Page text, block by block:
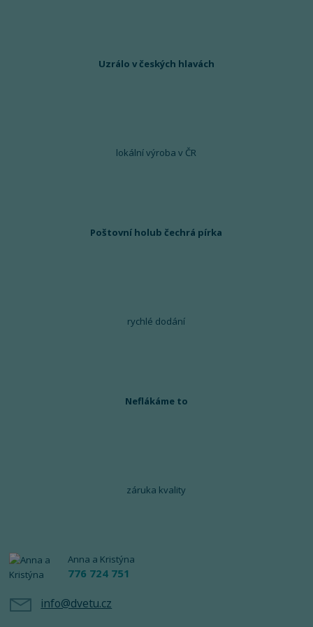
Uzrálo v českých hlavách
lokální výroba v ČR
Poštovní holub čechrá pírka
rychlé dodání
Neflákáme to
záruka kvality
Anna a Kristýna
776 724 751
info@dvetu.cz